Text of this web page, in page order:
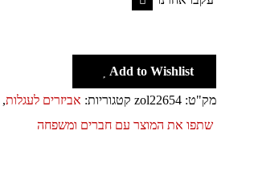
Add to Wishlist
מק"ט: zol22654 קטגוריות: אביזרים לעגלות,
שתפו את המוצר עם חברים ומשפחה